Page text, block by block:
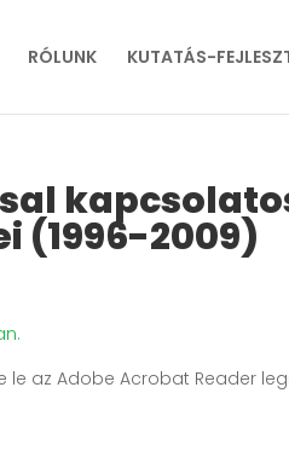
RÓLUNK KUTATÁS-
(1996-2009)
le az Adobe Acrobat Reader